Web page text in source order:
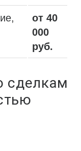
от 40
000
руб.
сделкам